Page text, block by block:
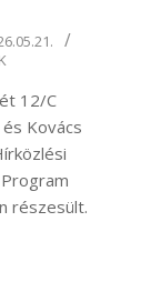
12/C
Kovács
részesült.